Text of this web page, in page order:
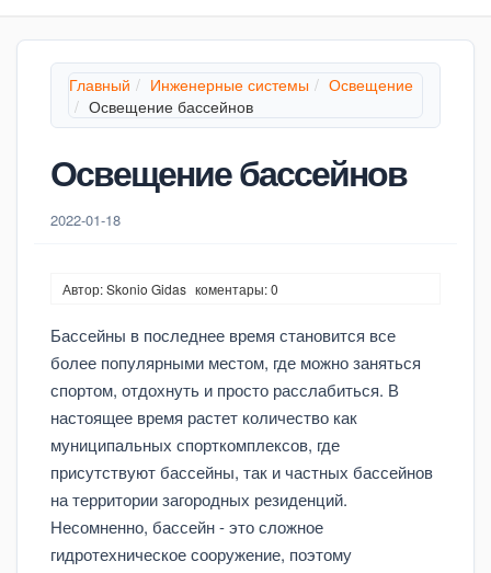
Главный Инженерные системы
Освещение
Освещение бассейнов
Освещение бассейнов
2022-01-18
Автор: Skonio Gidas коментары: 0
Бассейны в последнее время становится все
более популярными местом, где можно заняться
спортом, отдохнуть и просто расслабиться. В
настоящее время растет количество как
муниципальных спорткомплексов, где
присутствуют бассейны, так и частных бассейнов
на территории загородных резиденций.
Несомненно, бассейн - это сложное
гидротехническое сооружение, поэтому